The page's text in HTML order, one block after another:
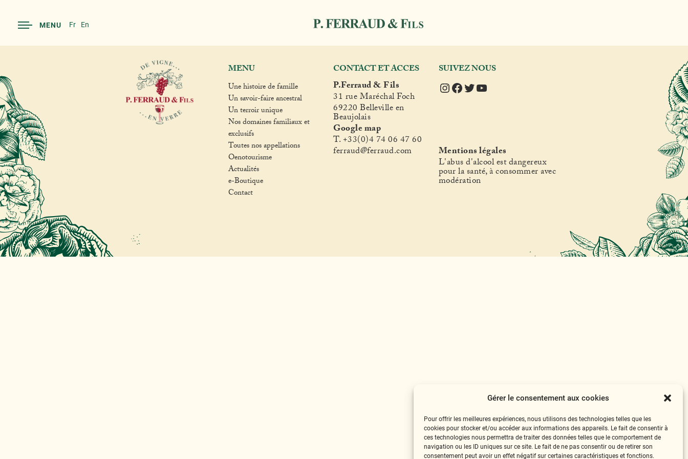
Gérer le consentement aux cookies
Pour offrir les meilleures expériences, nous utilisons des technologies telles que les
cookies pour stocker et/ou accéder aux informations des appareils. Le fait de consentir à
ces technologies nous permettra de traiter des données telles que le comportement de
navigation ou les ID uniques sur ce site. Le fait de ne pas consentir ou de retirer son
consentement peut avoir un effet négatif sur certaines caractéristiques et fonctions.
MENU Fr En
MENU
Une histoire de famille
Un savoir-faire ancestral
Un terroir unique
Nos domaines familiaux et
exclusifs
Toutes nos appellations
Oenotourisme
Actualités
e-Boutique
Contact
CONTACT ET ACCES
P.Ferraud & Fils
31 rue Maréchal Foch
69220 Belleville en
Beaujolais
Google map
T. +33(0)4 74 06 47 60
ferraud@ferraud.com
SUIVEZ NOUS
Instagram
Facebook
TwitterYouTube
Mentions légales
L'abus d'alcool est dangereux
pour la santé, à consommer avec
modération